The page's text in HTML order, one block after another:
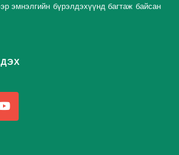
эмнэлгийн бүрэлдэхүүнд багтаж байсан